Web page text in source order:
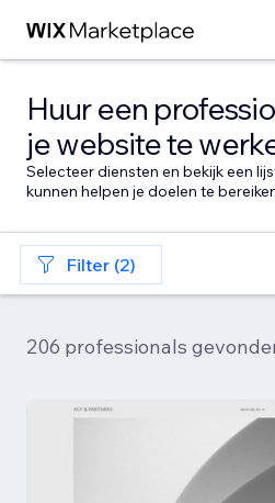
Huur een
je website te
Selecteer diensten en bekijk een
kunnen helpen je doelen te
Filter (2)
206 professionals